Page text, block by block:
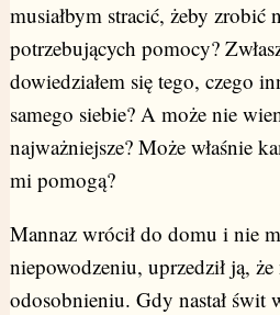
musiałbym stracić, żeby zrobić
potrzebujących pomocy?
dowiedziałem się tego, czego
samego siebie? A może nie
najważniejsze? Może właśnie
mi pomogą?
Mannaz wrócił do domu i nie
niepowodzeniu, uprzedził ją,
odosobnieniu. Gdy nastał świt